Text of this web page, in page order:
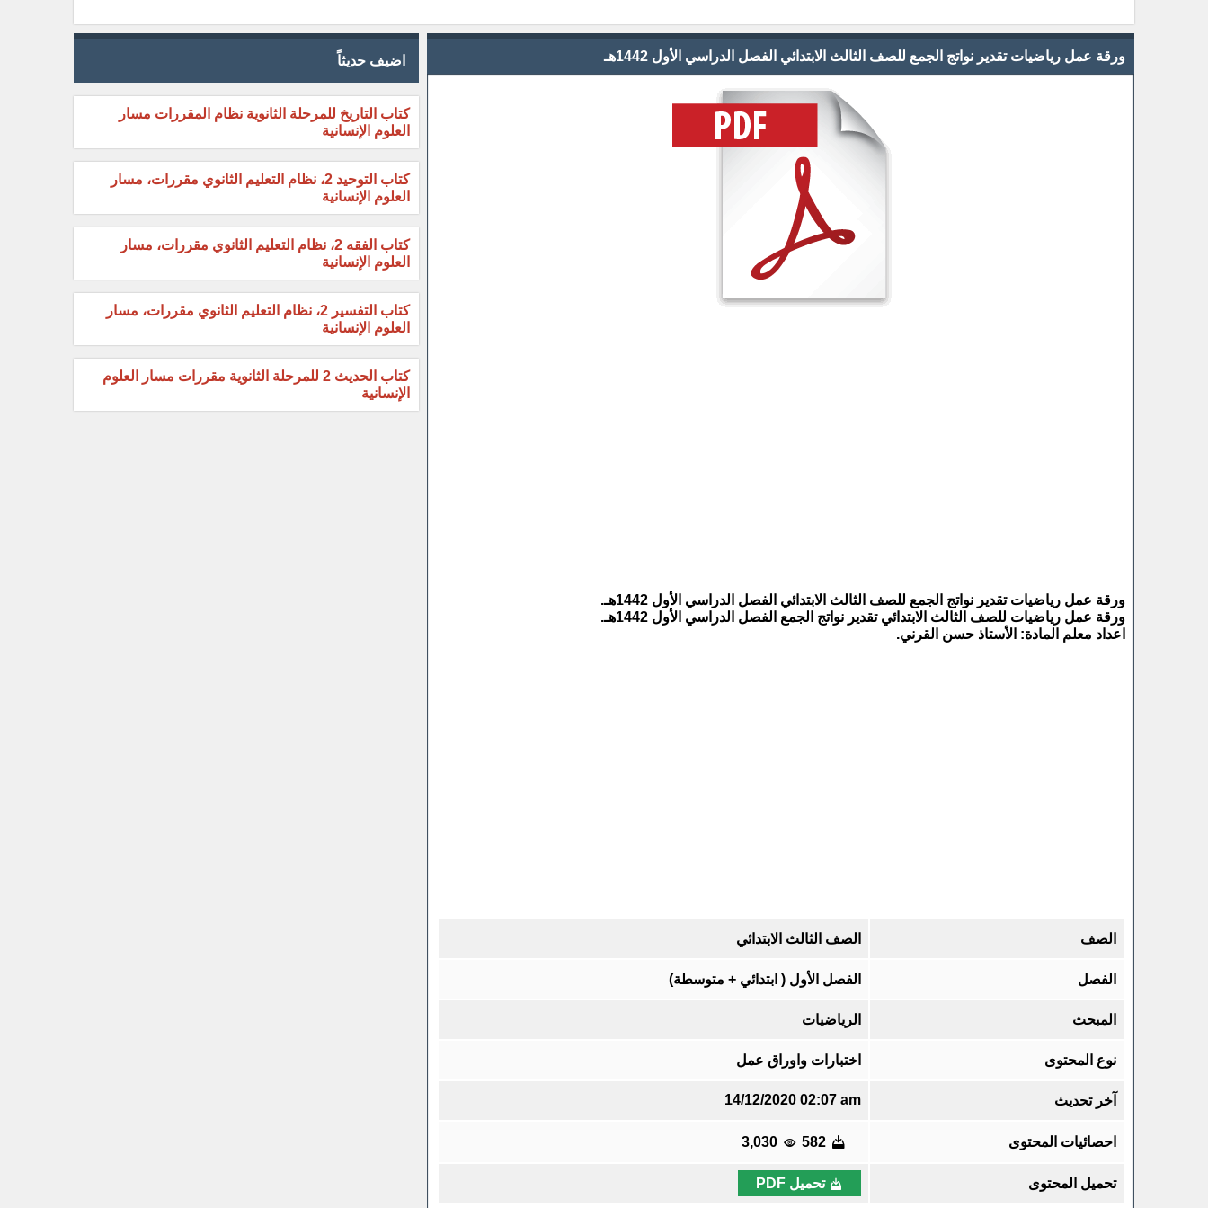
ورقة عمل رياضيات تقدير نواتج الجمع للصف الثالث الابتدائي الفصل الدراسي الأول 1442هـ
ورقة عمل رياضيات تقدير نواتج الجمع للصف الثالث الابتدائي الفصل الدراسي الأول 1442هـ.
ورقة عمل رياضيات للصف الثالث الابتدائي تقدير نواتج الجمع الفصل الدراسي الأول 1442هـ.
اعداد معلم المادة: الأستاذ حسن القرني.
الصف الصف الثالث الابتدائي
الفصل الفصل الأول ( ابتدائي + متوسطة)
المبحث الرياضيات
نوع المحتوى اختبارات واوراق عمل
آخر تحديث 14/12/2020 02:07 am
احصائيات المحتوى 582
3,030
تحميل المحتوى تحميل PDF
اضيف حديثاً
كتاب التاريخ للمرحلة الثانوية نظام المقررات مسار
العلوم الإنسانية
كتاب التوحيد 2، نظام التعليم الثانوي مقررات، مسار
العلوم الإنسانية
كتاب الفقه 2، نظام التعليم الثانوي مقررات، مسار
العلوم الإنسانية
كتاب التفسير 2، نظام التعليم الثانوي مقررات، مسار
العلوم الإنسانية
كتاب الحديث 2 للمرحلة الثانوية مقررات مسار العلوم
الإنسانية